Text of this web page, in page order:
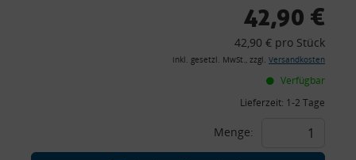
42,90 €
42,90 € pro Stück
inkl. gesetzl. MwSt., zzgl. Versandkosten
Verfügbar
Lieferzeit: 1-2 Tage
Menge: